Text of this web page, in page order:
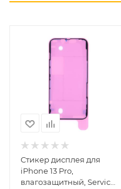
Стикер дисплея для
iPhone 13 Pro,
влагозащитный, Service